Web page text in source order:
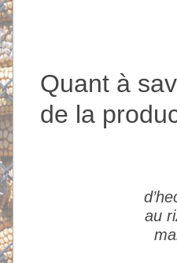
Quant à
de la
au